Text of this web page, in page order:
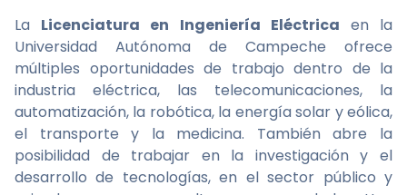
La Licenciatura en Ingeniería Eléctrica en la
Universidad Autónoma de Campeche ofrece
múltiples oportunidades de trabajo dentro de la
industria eléctrica, las telecomunicaciones, la
automatización, la robótica, la energía solar y eólica,
el transporte y la medicina. También abre la
posibilidad de trabajar en la investigación y el
desarrollo de tecnologías, en el sector público y